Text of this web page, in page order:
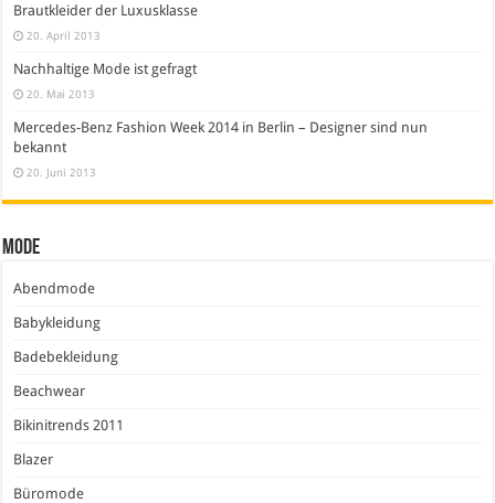
Brautkleider der Luxusklasse
20. April 2013
Nachhaltige Mode ist gefragt
20. Mai 2013
Mercedes-Benz Fashion Week 2014 in Berlin – Designer sind nun
bekannt
20. Juni 2013
Mode
Abendmode
Babykleidung
Badebekleidung
Beachwear
Bikinitrends 2011
Blazer
Büromode